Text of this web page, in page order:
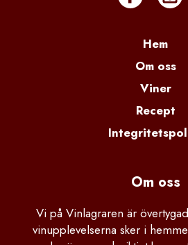
Hem
Om oss
Viner
Recept
Om oss
Vi på Vinlagraren är
vinupplevelserna sker i